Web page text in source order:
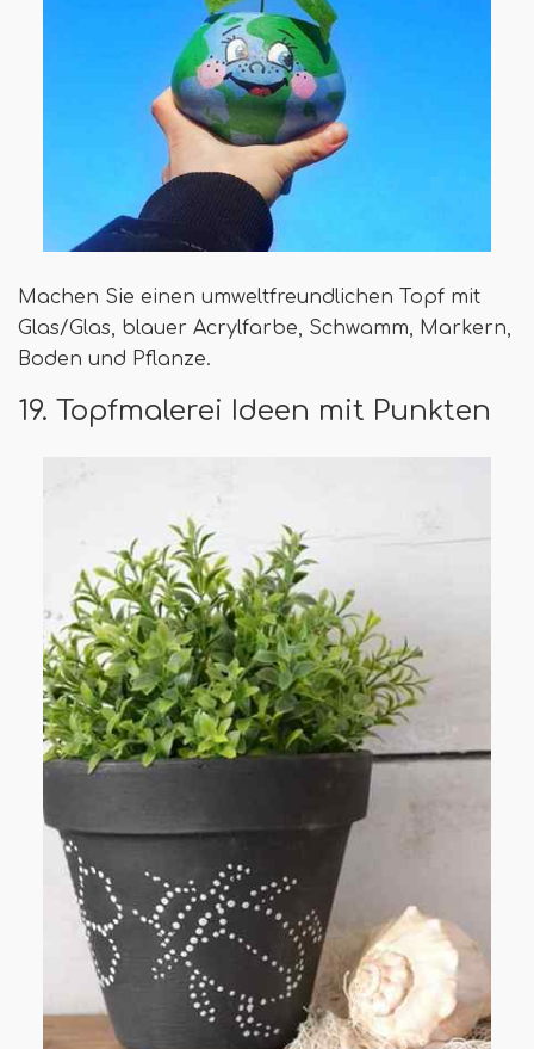
Machen Sie einen umweltfreundlichen Topf mit
Glas/Glas, blauer Acrylfarbe, Schwamm, Markern,
Boden und Pflanze.
19. Topfmalerei Ideen mit Punkten